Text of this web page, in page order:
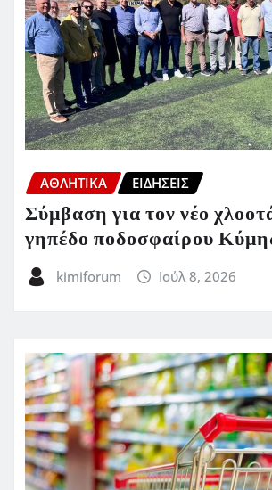
ΑΘΛΗΤΙΚΑ ΕΙΔΗΣΕΙΣ
Σύμβαση για τον νέο
γηπέδο ποδοσφαίρου
kimiforum Ιούλ 8, 2026